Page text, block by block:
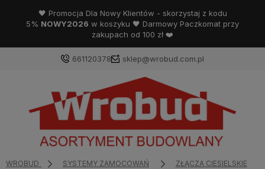
🖤 Promocja Dla Nowy Klientów - skorzystaj z kodu
5% NOWY2026 w koszyku 🖤 Darmowy Paczkomat przy
zakupach od 100 zł ❤️
661120378 sklep@wrobud.com.pl
WROBUD SYSTEMY ZAMOCOWAŃ ZŁĄCZA CIESIELSKIE